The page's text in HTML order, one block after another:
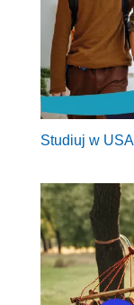
Studiuj w